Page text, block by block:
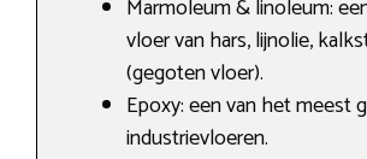
Marmoleum & linoleum:
vloer van hars, lijnolie,
(gegoten vloer).
Epoxy: een van het meest
industrievloeren.